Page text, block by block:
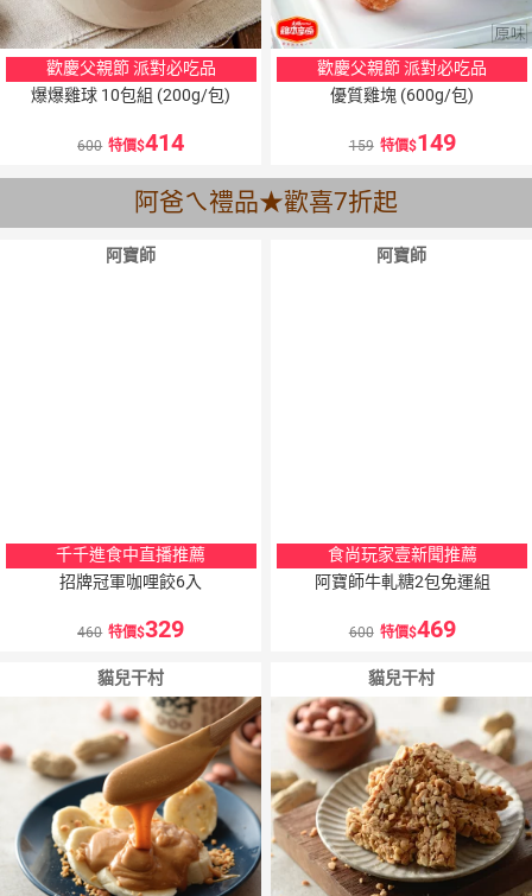
歡慶父親節 派對必吃品
爆爆雞球 10包組 (200g/包)
600 特價 414
歡慶父親節 派對必吃品
優質雞塊 (600g/包)
159 特價 149
阿爸ㄟ禮品★歡喜7折起
阿寶師
千千進食中直播推薦
招牌冠軍咖哩餃6入
460 特價 329
阿寶師
食尚玩家壹新聞推薦
阿寶師牛軋糖2包免運組
600 特價 469
貓兒干村 貓兒干村